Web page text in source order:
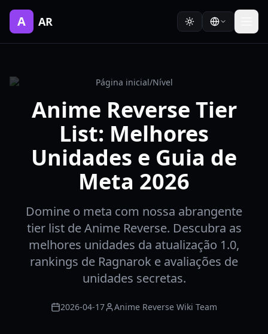
A AR
Página inicial/Nível
Anime Reverse Tier
List: Melhores
Unidades e Guia de
Meta 2026
Domine o meta com nossa abrangente
tier list de Anime Reverse. Descubra as
melhores unidades da atualização 1.0,
rankings de Ragnarok e avaliações de
unidades secretas.
2026-04-17 Anime Reverse Wiki Team